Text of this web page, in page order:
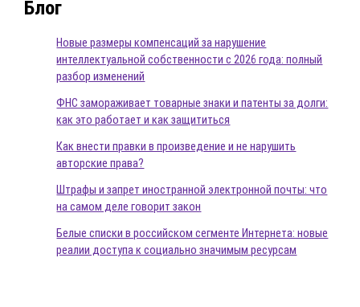
Блог
Новые размеры компенсаций за нарушение
интеллектуальной собственности с 2026 года: полный
разбор изменений
ФНС замораживает товарные знаки и патенты за долги:
как это работает и как защититься
Как внести правки в произведение и не нарушить
авторские права?
Штрафы и запрет иностранной электронной почты: что
на самом деле говорит закон
Белые списки в российском сегменте Интернета: новые
реалии доступа к социально значимым ресурсам